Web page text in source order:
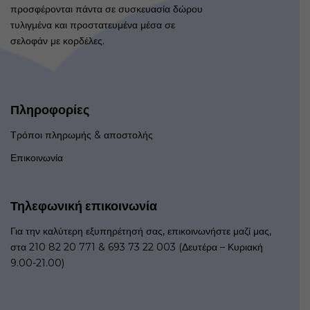
προσφέρονται πάντα σε συσκευασία δώρου
τυλιγμένα και προστατευμένα μέσα σε
σελοφάν με κορδέλες.
Πληροφορίες
Τρόποι πληρωμής & αποστολής
Επικοινωνία
Τηλεφωνική επικοινωνία
Για την καλύτερη εξυπηρέτησή σας, επικοινωνήστε μαζί μας,
στα 210 82 20 771 & 693 73 22 003 (Δευτέρα – Κυριακή
9.00-21.00)